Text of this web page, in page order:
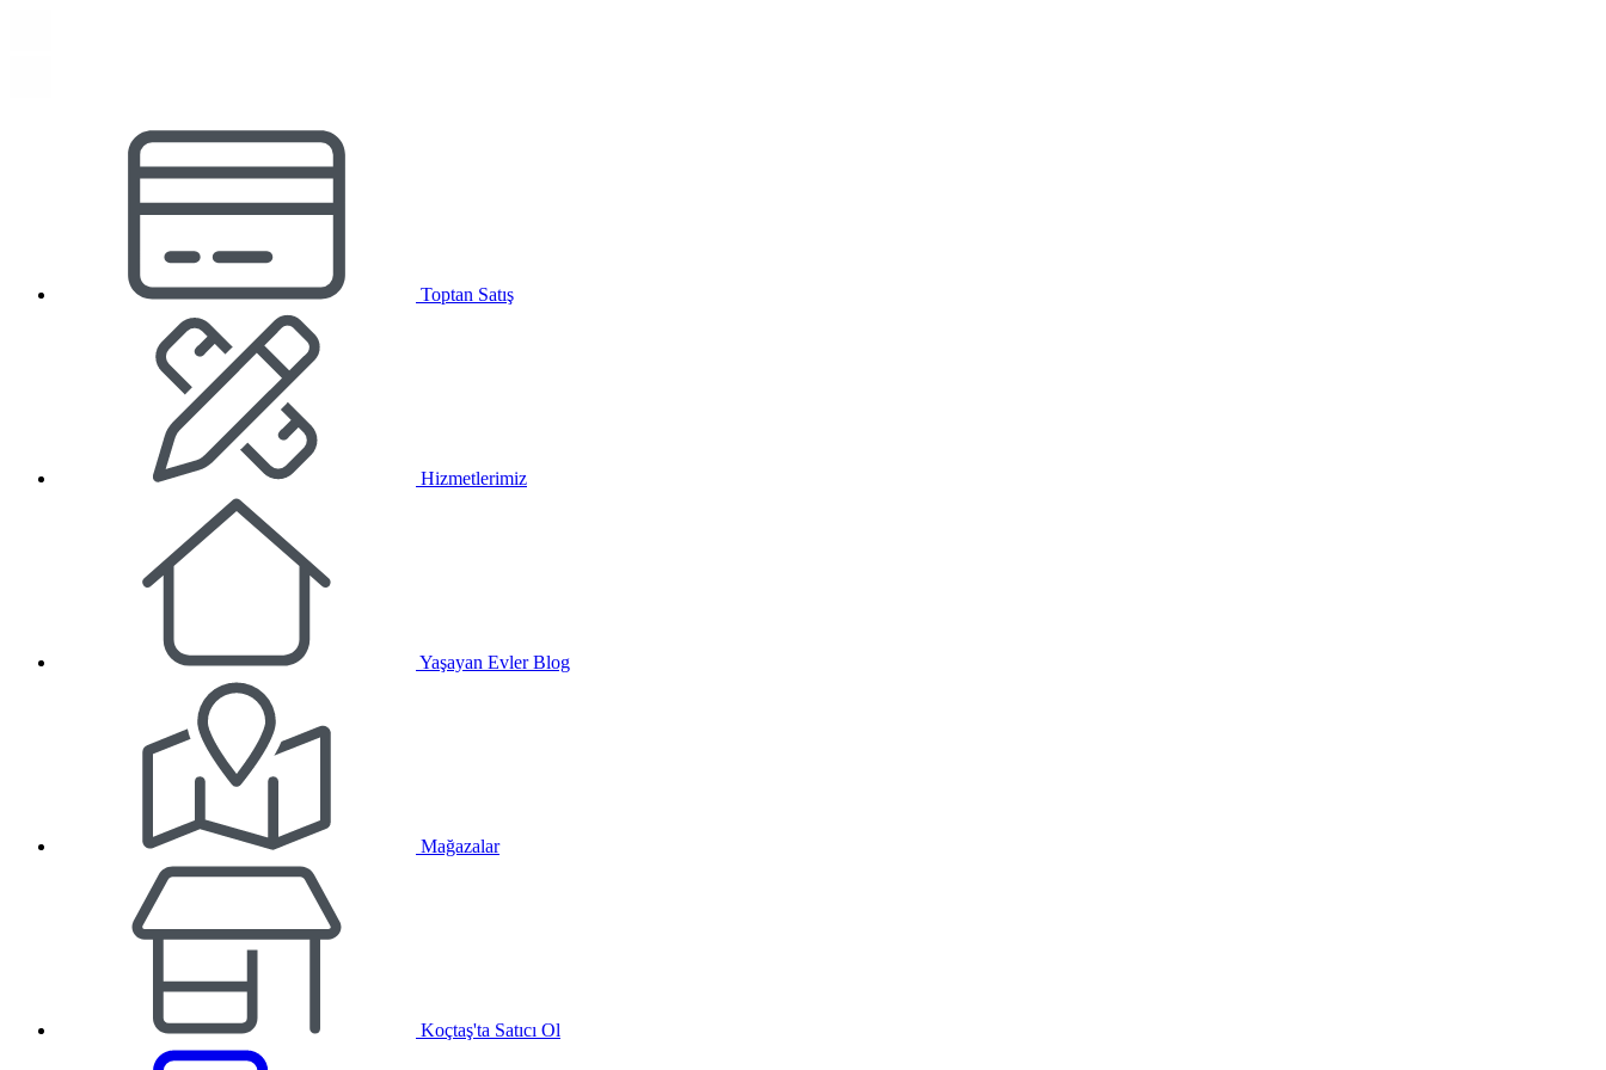
Toptan Satış
Hizmetlerimiz
Yaşayan Evler Blog
Mağazalar
Koçtaş'ta Satıcı Ol